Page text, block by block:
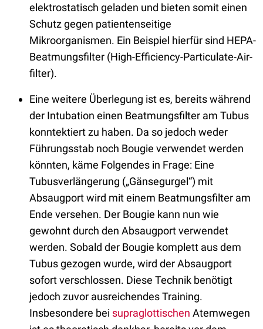
elektrostatisch geladen und bieten somit einen
Schutz gegen patientenseitige
Mikroorganismen. Ein Beispiel hierfür sind HEPA-
Beatmungsfilter (High-Efficiency-Particulate-Air-
filter).
Eine weitere Überlegung ist es, bereits während
der Intubation einen Beatmungsfilter am Tubus
konntektiert zu haben. Da so jedoch weder
Führungsstab noch Bougie verwendet werden
könnten, käme Folgendes in Frage: Eine
Tubusverlängerung („Gänsegurgel“) mit
Absaugport wird mit einem Beatmungsfilter am
Ende versehen. Der Bougie kann nun wie
gewohnt durch den Absaugport verwendet
werden. Sobald der Bougie komplett aus dem
Tubus gezogen wurde, wird der Absaugport
sofort verschlossen. Diese Technik benötigt
jedoch zuvor ausreichendes Training.
Insbesondere bei supraglottischen Atemwegen